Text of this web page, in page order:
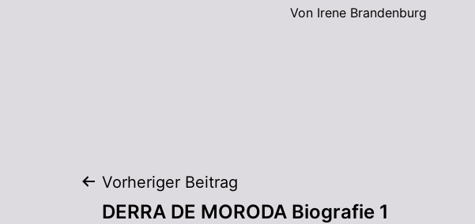
Von Irene Brandenburg
Vorheriger Beitrag
DERRA DE MORODA Biografie 1